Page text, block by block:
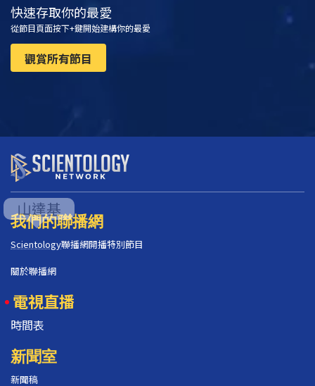
快速存取你的最愛
從節目頁面按下+鍵開始建構你的最愛
觀賞所有節目
我們的聯播網
Scientology聯播網開播特別節目
關於聯播網
電視直播
時間表
新聞室
新聞稿